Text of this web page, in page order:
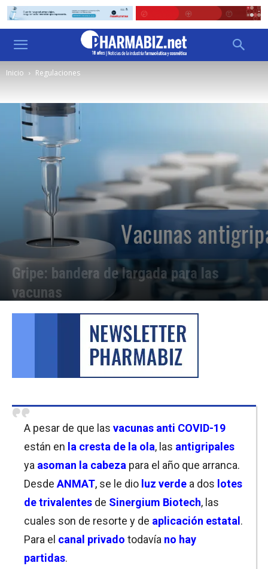
Inicio Regulaciones
Gripe: bandera de largada para las
vacunas
A pesar de que las vacunas anti COVID-19
están en la cresta de la ola, las antigripales
ya asoman la cabeza para el año que arranca.
Desde ANMAT, se le dio luz verde a dos lotes
de trivalentes de Sinergium Biotech, las
cuales son de resorte y de aplicación estatal .
Para el canal privado todavía no hay
partidas.